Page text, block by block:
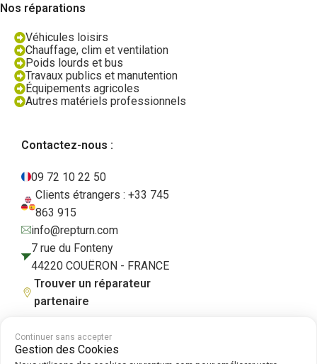
Nos réparations
Véhicules loisirs
Chauffage, clim et ventilation
Poids lourds et bus
Travaux publics et manutention
Équipements agricoles
Autres matériels professionnels
Contactez-nous :
09 72 10 22 50
Clients étrangers : +33 745
863 915
info@repturn.com
7 rue du Fonteny
44220 COUËRON - FRANCE
Trouver un réparateur
partenaire
CGV| Mentions légales Politique de confidentialité |Cookies
Continuer sans accepter
Gestion des Cookies